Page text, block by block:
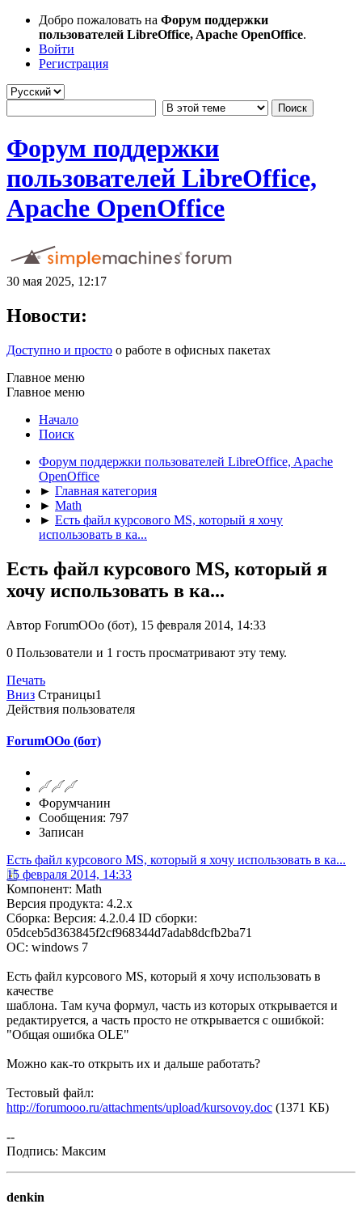
Добро пожаловать на Форум поддержки
пользователей LibreOffice, Apache OpenOffice.
Войти
Регистрация
Форум поддержки
пользователей LibreOffice,
Apache OpenOffice
30 мая 2025, 12:17
Новости:
Доступно и просто о работе в офисных пакетах
Главное меню
Главное меню
Начало
Поиск
Форум поддержки пользователей LibreOffice, Apache
OpenOffice
► Главная категория
► Math
► Есть файл курсового MS, который я хочу
использовать в ка...
Есть файл курсового MS, который я
хочу использовать в ка...
Автор ForumOOo (бот), 15 февраля 2014, 14:33
0 Пользователи и 1 гость просматривают эту тему.
Печать
Вниз Страницы1
Действия пользователя
ForumOOo (бот)
Форумчанин
Сообщения: 797
Записан
Есть файл курсового MS, который я хочу использовать в ка...
15 февраля 2014, 14:33
Компонент: Math
Версия продукта: 4.2.x
Сборка: Версия: 4.2.0.4 ID сборки:
05dceb5d363845f2cf968344d7adab8dcfb2ba71
ОС: windows 7
Есть файл курсового MS, который я хочу использовать в
качестве
шаблона. Там куча формул, часть из которых открывается и
редактируется, а часть просто не открывается с ошибкой:
"Общая ошибка OLE"
Можно как-то открыть их и дальше работать?
Тестовый файл:
http://forumooo.ru/attachments/upload/kursovoy.doc (1371 КБ)
--
Подпись: Максим
denkin